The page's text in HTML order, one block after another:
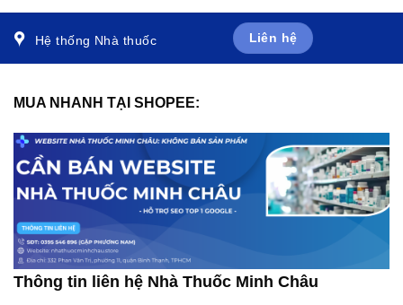
Hệ thống Nhà thuốc Liên hệ
MUA NHANH TẠI SHOPEE:
Thông tin liên hệ Nhà Thuốc Minh Châu